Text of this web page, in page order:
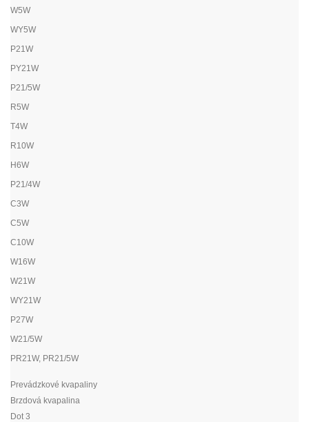
W5W
WY5W
P21W
PY21W
P21/5W
R5W
T4W
R10W
H6W
P21/4W
C3W
C5W
C10W
W16W
W21W
WY21W
P27W
W21/5W
PR21W, PR21/5W
Prevádzkové kvapaliny
Brzdová kvapalina
Dot 3